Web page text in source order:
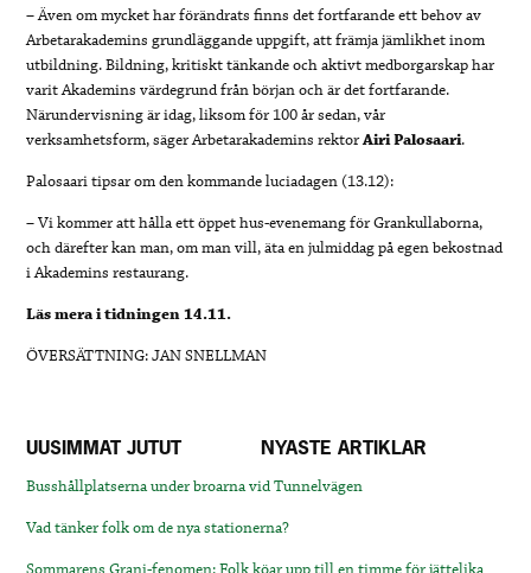
– Även om mycket har förändrats finns det fortfarande ett behov av
Arbetarakademins grundläggande uppgift, att främja jämlikhet inom
utbildning. Bildning, kritiskt tänkande och aktivt medborgarskap har
varit Akademins värdegrund från början och är det fortfarande.
Närundervisning är idag, liksom för 100 år sedan, vår
verksamhetsform, säger Arbetarakademins rektorAiri Palosaari.
Palosaari tipsar om den kommande luciadagen (13.12):
– Vi kommer att hålla ett öppet hus-evenemang för Grankullaborna,
och därefter kan man, om man vill, äta en julmiddag på egen bekostnad
i Akademins restaurang.
Läs mera i tidningen 14.11.
ÖVERSÄTTNING: JAN SNELLMAN
UUSIMMAT JUTUT NYASTE ARTIKLAR
Busshållplatserna under broarna vid Tunnelvägen
Vad tänker folk om de nya stationerna?